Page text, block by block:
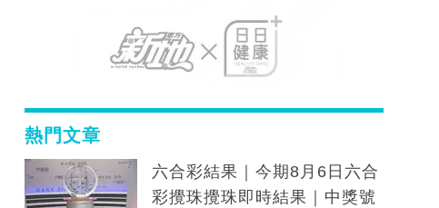
熱門文章
六合彩結果｜今期8月6日六合
彩攪珠攪珠即時結果｜中獎號